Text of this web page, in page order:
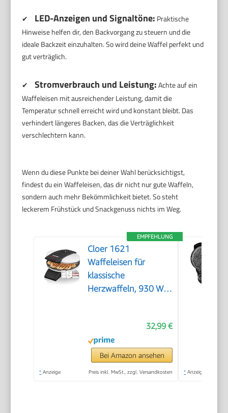
✔ LED-Anzeigen und Signaltöne: Praktische
Hinweise helfen dir, den Backvorgang zu steuern und die
ideale Backzeit einzuhalten. So wird deine Waffel perfekt und
gut verträglich.
✔ Stromverbrauch und Leistung:Achte auf ein
Waffeleisen mit ausreichender Leistung, damit die
Temperatur schnell erreicht wird und konstant bleibt. Das
verhindert längeres Backen, das die Verträglichkeit
verschlechtern kann.
Wenn du diese Punkte bei deiner Wahl berücksichtigst,
findest du ein Waffeleisen, das dir nicht nur gute Waffeln,
sondern auch mehr Bekömmlichkeit bietet. So steht
leckerem Frühstück und Snackgenuss nichts im Weg.
EMPFEHLUNG
Cloer 1621
Waffeleisen für
klassische
Herzwaffeln, 930 W,
Bräunungsgrad, weiß,
Metall
32,99 €
Bei Amazon ansehen
* Anzeige Preis inkl. MwSt., zzgl. Versandkosten * Anzeige